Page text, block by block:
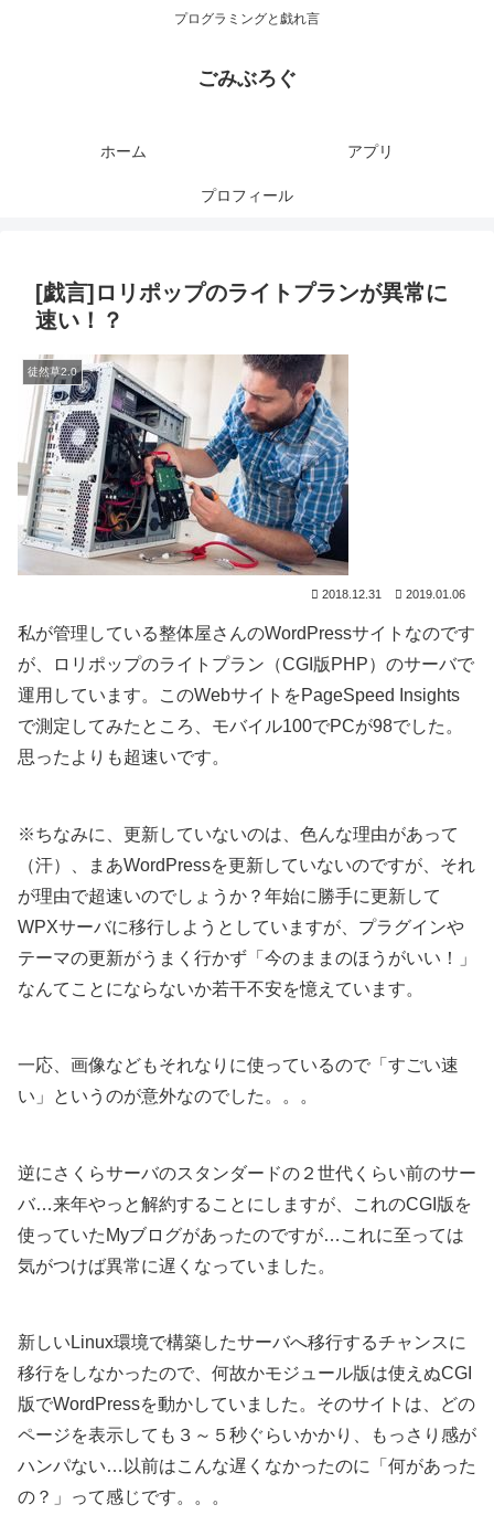
プログラミングと戯れ言
ごみぶろぐ
ホーム アプリ
プロフィール
[戯言]ロリポップのライトプランが異常に
速い！？
徒然草2.0
2018.12.31 2019.01.06
私が管理している整体屋さんのWordPressサイトなのです
が、ロリポップのライトプラン（CGI版PHP）のサーバで
運用しています。このWebサイトをPageSpeed Insights
で測定してみたところ、モバイル100でPCが98でした。
思ったよりも超速いです。
※ちなみに、更新していないのは、色んな理由があって
（汗）、まあWordPressを更新していないのですが、それ
が理由で超速いのでしょうか？年始に勝手に更新して
WPXサーバに移行しようとしていますが、プラグインや
テーマの更新がうまく行かず「今のままのほうがいい！」
なんてことにならないか若干不安を憶えています。
一応、画像などもそれなりに使っているので「すごい速
い」というのが意外なのでした。。。
逆にさくらサーバのスタンダードの２世代くらい前のサー
バ…来年やっと解約することにしますが、これのCGI版を
使っていたMyブログがあったのですが…これに至っては
気がつけば異常に遅くなっていました。
新しいLinux環境で構築したサーバへ移行するチャンスに
移行をしなかったので、何故かモジュール版は使えぬCGI
版でWordPressを動かしていました。そのサイトは、どの
ページを表示しても３～５秒ぐらいかかり、もっさり感が
ハンパない…以前はこんな遅くなかったのに「何があった
の？」って感じです。。。